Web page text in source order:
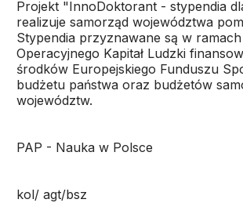
Projekt "InnoDoktorant - stypendia
realizuje samorząd województwa
Stypendia przyznawane są w
Operacyjnego Kapitał Ludzki
środków Europejskiego Funduszu
budżetu państwa oraz budżetów
województw.
PAP - Nauka w Polsce
kol/ agt/bsz